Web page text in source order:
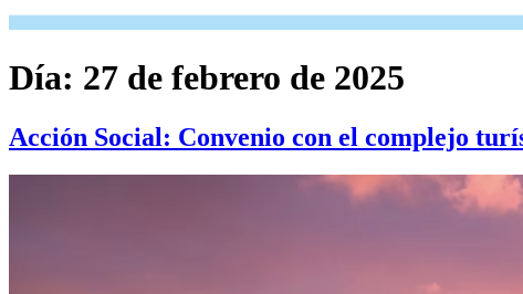
Día: 27 de febrero de 2025
Acción Social: Convenio con el complejo